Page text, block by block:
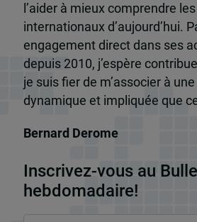
l’aider à mieux comprendre
internationaux d’aujourd’hui.
engagement direct dans ses
depuis 2010, j’espère
je suis fier de m’associer à
dynamique et impliquée que
Bernard Derome
Inscrivez-vous au
hebdomadaire!